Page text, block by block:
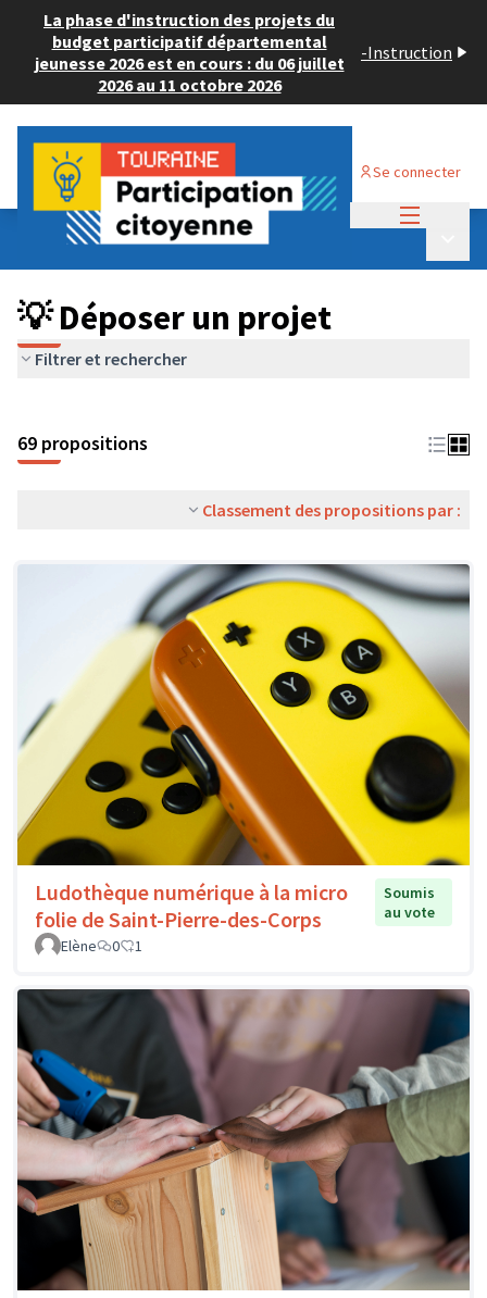
La phase d'instruction des projets du
budget participatif départemental
jeunesse 2026 est en cours : du 06 juillet
2026 au 11 octobre 2026
-Instruction
Se connecter
Budget Participatif ADULTE 2024
💡 Déposer un projet
💡 Déposer un projet
Filtrer et rechercher
69 propositions
Classement des propositions par :
Ludothèque numérique à la micro
folie de Saint-Pierre-des-Corps
Soumis
au vote
Elène
0 1